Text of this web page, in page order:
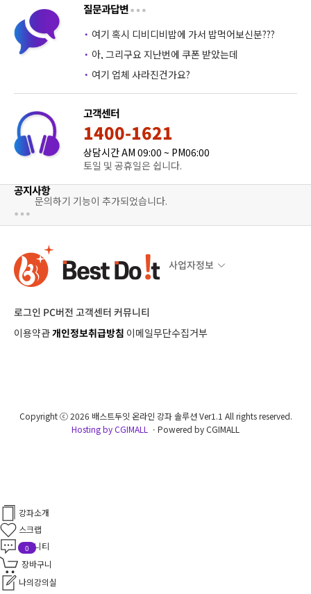
질문과답변
· 여기 혹시 디비디비밥에 가서 밥먹어보신분???
· 아, 그리구요 지난번에 쿠폰 받았는데
· 여기 업체 사라진건가요?
고객센터
1400-1621
상담시간 AM 09:00 ~ PM06:00
토일 및 공휴일은 쉽니다.
공지사항
문의하기 기능이 추가되었습니다.
사업자정보
로그인 PC버전 고객센터 커뮤니티
이용약관개인정보취급방침 이메일무단수집거부
Copyright ⓒ 2026 배스트두잇 온라인 강좌 솔루션 Ver1.1 All rights reserved.
Hosting by CGIMALL
ㆍPowered by CGIMALL
강좌소개
스크랩
커뮤니티
0
장바구니
나의강의실